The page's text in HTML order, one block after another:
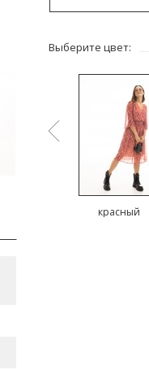
Выберите цвет:
красный